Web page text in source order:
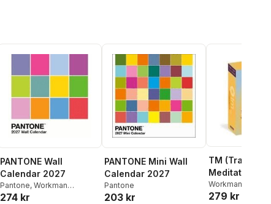
PANTONE Wall
Calendar 2027
Pantone, Workman
Calendars
274 kr
PANTONE Mini Wall
Calendar 2027
Pantone
203 kr
TM
Meditation)
Day®
Workman
279 kr